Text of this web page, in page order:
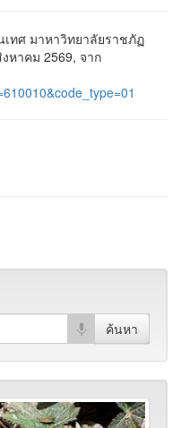
ทศ มาหาวิทยาลัยราชภัฏ
หาคม 2569, จาก